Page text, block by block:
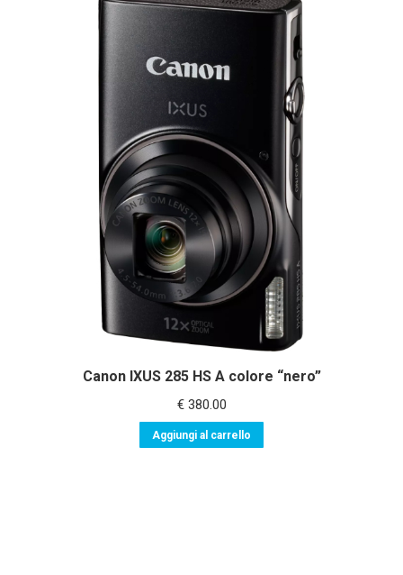
Canon IXUS 285 HS A colore “nero”
€380.00
Aggiungi al carrello